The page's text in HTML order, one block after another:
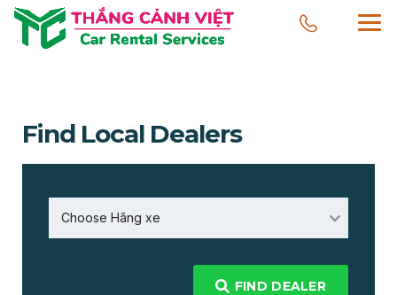
Find Local Dealers
Choose Hãng xe
FIND DEALER